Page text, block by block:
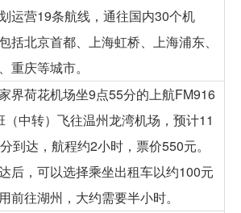
运营19条航线，通往国内30个机
括北京首都、上海虹桥、上海浦东、
重庆等城市。
界荷花机场坐9点55分的上航FM916
（中转）飞往温州龙湾机场，预计11
到达，航程约2小时，票价550元。
后，可以选择乘坐出租车以约100元
前往湖州，大约需要半小时。